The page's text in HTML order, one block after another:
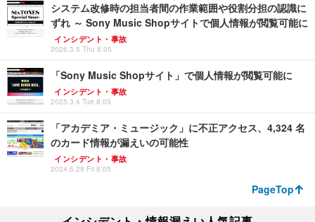
システム改修時の担当者間の作業範囲や役割分担の認識に
ずれ ～ Sony Music Shopサイトで個人情報が閲覧可能に
インシデント・事故
2026.3.5 Thu 8:05
「Sony Music Shopサイト」で個人情報が閲覧可能に
インシデント・事故
2025.3.4 Tue 8:05
「アカデミア・ミュージック」に不正アクセス、4,324 名
のカード情報が漏えいの可能性
インシデント・事故
2024.6.28 Fri 8:05
PageTop